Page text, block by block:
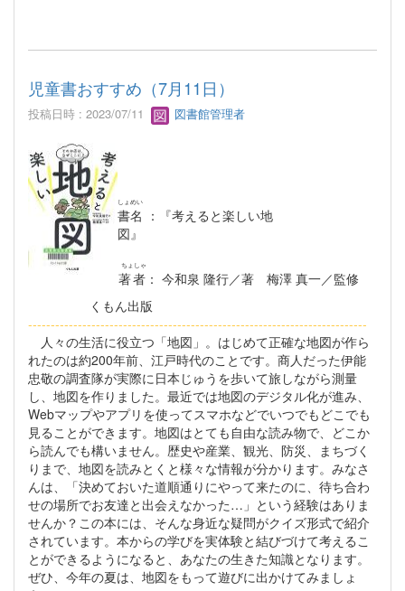
児童書おすすめ（7月11日）
投稿日時 : 2023/07/11 図書館管理者
書名
しょめい
：『考えると楽しい地
図』
著者
ちょしゃ
： 今和泉 隆行／著 梅澤 真一／監修
くもん出版
---------------------------------------------------------------------------
人々の生活に役立つ「地図」。はじめて正確な地図が作ら
れたのは約200年前、江戸時代のことです。商人だった伊能
忠敬の調査隊が実際に日本じゅうを歩いて旅しながら測量
し、地図を作りました。最近では地図のデジタル化が進み、
Webマップやアプリを使ってスマホなどでいつでもどこでも
見ることができます。地図はとても自由な読み物で、どこか
ら読んでも構いません。歴史や産業、観光、防災、まちづく
りまで、地図を読みとくと様々な情報が分かります。みなさ
んは、「決めておいた道順通りにやって来たのに、待ち合わ
せの場所でお友達と出会えなかった…」という経験はありま
せんか？この本には、そんな身近な疑問がクイズ形式で紹介
されています。本からの学びを実体験と結びづけて考えるこ
とができるようになると、あなたの生きた知識となります。
ぜひ、今年の夏は、地図をもって遊びに出かけてみましょ